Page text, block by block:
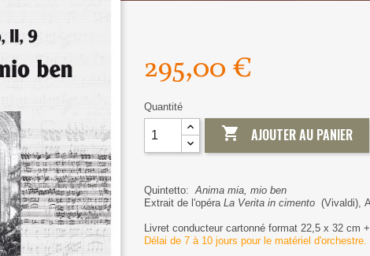
295,00 €
Quantité
 AJOUTER AU PANIER
Quintetto: Anima mia, mio ben
Extrait de l'opéra La Verita in cimento (Vivaldi),
Livret conducteur cartonné format 22,5 x 32 cm
Délai de 7 à 10 jours pour le matériel d'orchestre.